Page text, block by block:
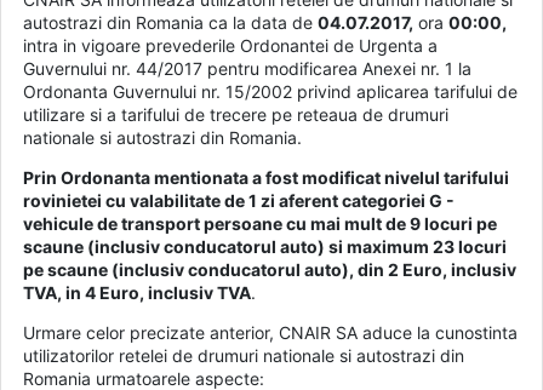
autostrazi din Romania ca la data de 04.07.2017, ora 00:00,
intra in vigoare prevederile Ordonantei de Urgenta a
Guvernului nr. 44/2017 pentru modificarea Anexei nr. 1 la
Ordonanta Guvernului nr. 15/2002 privind aplicarea tarifului de
utilizare si a tarifului de trecere pe reteaua de drumuri
nationale si autostrazi din Romania.
Prin Ordonanta mentionata a fost modificat nivelul tarifului
rovinietei cu valabilitate de 1 zi aferent categoriei G -
vehicule de transport persoane cu mai mult de 9 locuri pe
scaune (inclusiv conducatorul auto) si maximum 23 locuri
pe scaune (inclusiv conducatorul auto), din 2 Euro, inclusiv
TVA, in 4 Euro, inclusiv TVA.
Urmare celor precizate anterior, CNAIR SA aduce la cunostinta
utilizatorilor retelei de drumuri nationale si autostrazi din
Romania urmatoarele aspecte: